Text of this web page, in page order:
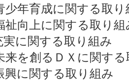
少年育成に関する取り
祉向上に関する取り組
実に関する取り組み
来を創るＤＸに関す
興に関する取り組み